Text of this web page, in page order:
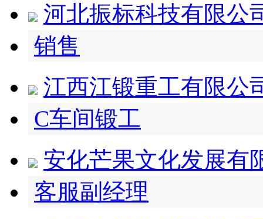
河北振标科技有限公
销售
江西江锻重工有限公
C车间锻工
安化芒果文化发展有
客服副经理